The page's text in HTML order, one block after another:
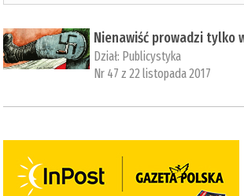
Nienawiść prowadzi tylko
Dział: Publicystyka
Nr 47 z 22 listopada 2017